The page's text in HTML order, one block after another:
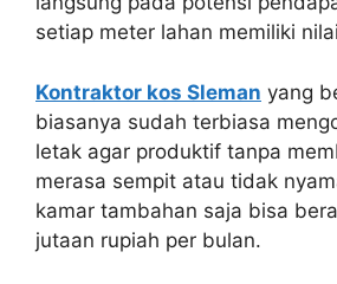
setiap meter lahan memiliki
Kontraktor kos Sleman yang
biasanya sudah terbiasa
letak agar produktif tanpa
merasa sempit atau tidak
kamar tambahan saja bisa
jutaan rupiah per bulan.